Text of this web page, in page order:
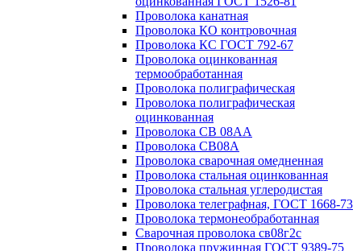
Проволока канатная
Проволока КО контровочная
Проволока КС ГОСТ 792-67
Проволока оцинкованная
термообработанная
Проволока полиграфическая
Проволока полиграфическая
оцинкованная
Проволока СВ 08АА
Проволока СВ08А
Проволока сварочная омедненная
Проволока стальная оцинкованная
Проволока стальная углеродистая
Проволока телеграфная, ГОСТ 1668-73
Проволока термонеобработанная
Сварочная проволока св08г2с
Проволока пружинная ГОСТ 9389-75